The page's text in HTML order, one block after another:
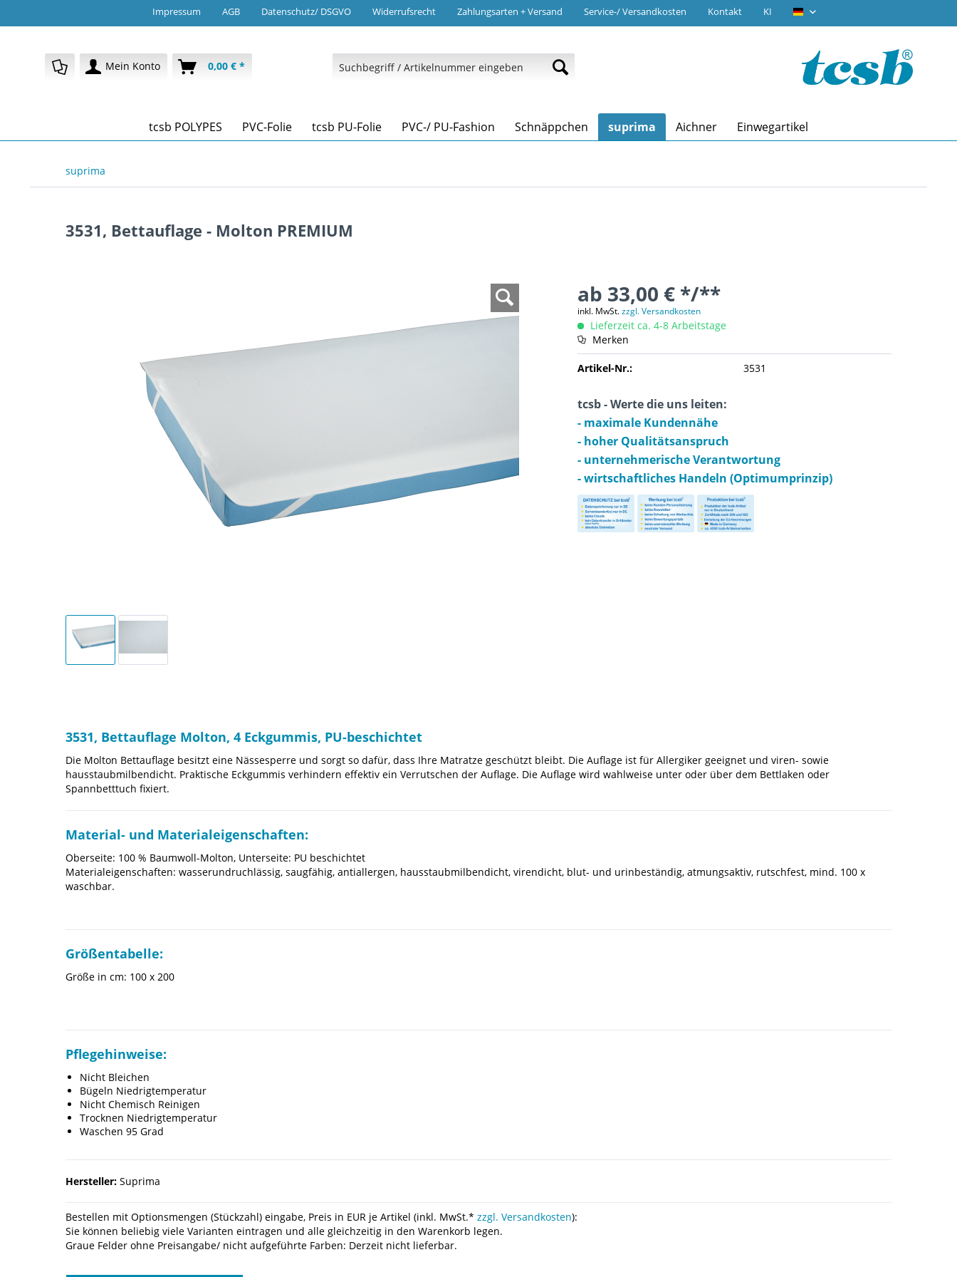
Impressum AGB Datenschutz/ DSGVO Widerrufsrecht Zahlungsarten + Versand Service-/ Versandkosten Kontakt KI tcsb.de
Mein Konto 0,00 € *
tcsb POLYPES PVC-Folie tcsb PU-Folie PVC-/ PU-Fashion Schnäppchen suprima Aichner Einwegartikel
suprima
3531, Bettauflage - Molton PREMIUM
ab 33,00 € */**
inkl. MwSt.zzgl. Versandkosten
Lieferzeit ca. 4-8 Arbeitstage
Merken
Artikel-Nr.: 3531
tcsb - Werte die uns leiten:
- maximale Kundennähe
- hoher Qualitätsanspruch
- unternehmerische Verantwortung
- wirtschaftliches Handeln (Optimumprinzip)
3531, Bettauflage Molton, 4 Eckgummis, PU-beschichtet
Die Molton Bettauflage besitzt eine Nässesperre und sorgt so dafür, dass Ihre Matratze geschützt bleibt. Die Auflage ist für Allergiker geeignet und viren- sowie
hausstaubmilbendicht. Praktische Eckgummis verhindern effektiv ein Verrutschen der Auflage. Die Auflage wird wahlweise unter oder über dem Bettlaken oder
Spannbetttuch fixiert.
Material- und Materialeigenschaften:
Oberseite: 100 % Baumwoll-Molton, Unterseite: PU beschichtet
Materialeigenschaften: wasserundruchlässig, saugfähig, antiallergen, hausstaubmilbendicht, virendicht, blut- und urinbeständig, atmungsaktiv, rutschfest, mind. 100 x
waschbar.
Größentabelle:
Größe in cm: 100 x 200
Pflegehinweise:
Nicht Bleichen
Bügeln Niedrigtemperatur
Nicht Chemisch Reinigen
Trocknen Niedrigtemperatur
Waschen 95 Grad
Hersteller: Suprima
Bestellen mit Optionsmengen (Stückzahl) eingabe, Preis in EUR je Artikel (inkl. MwSt.* zzgl. Versandkosten):
Sie können beliebig viele Varianten eintragen und alle gleichzeitig in den Warenkorb legen.
Graue Felder ohne Preisangabe/ nicht aufgeführte Farben: Derzeit nicht lieferbar.